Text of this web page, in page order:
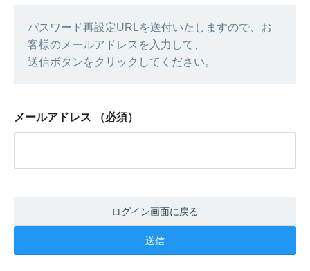
パスワード再設定URLを送付いたしますので、お
客様のメールアドレスを入力して、
送信ボタンをクリックしてください。
メールアドレス （必須）
ログイン画面に戻る